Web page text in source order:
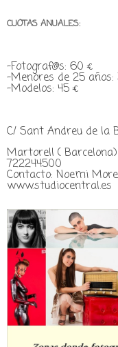
CUOTAS ANUALES:
-Fotograf@s: 60 €
-Menores de 25 años:
-Modelos: 45 €
C/ Sant Andreu de la
Martorell (
722244500
Contacto: Noemi
www.studiocentral.es